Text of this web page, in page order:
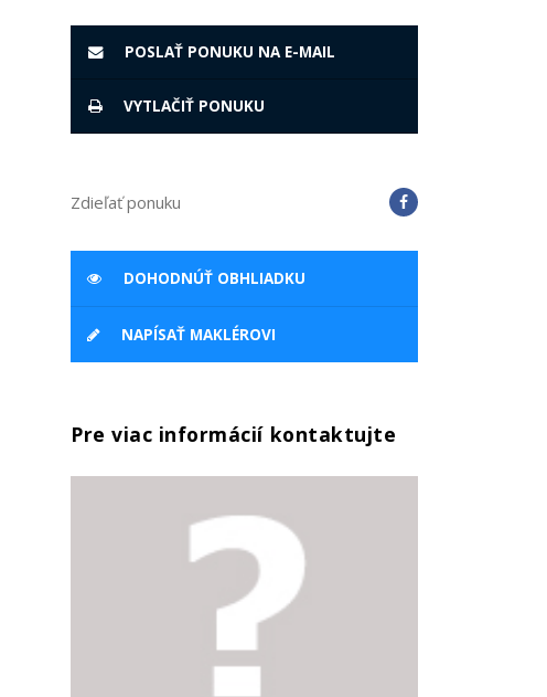
POSLAŤ PONUKU NA E-MAIL
VYTLAČIŤ PONUKU
Zdieľať ponuku
DOHODNÚŤ OBHLIADKU
NAPÍSAŤ MAKLÉROVI
Pre viac informácií kontaktujte